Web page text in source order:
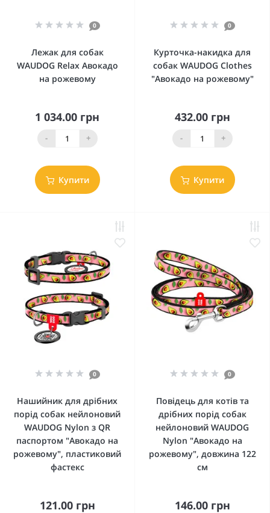
0
Лежак для собак
WAUDOG Relax Авокадо
на рожевому
1 034.00 грн
- +
Купити
0
Курточка-накидка для
собак WAUDOG Clothes
"Авокадо на рожевому"
432.00 грн
- +
Купити
0
Нашийник для дрібних
порід собак нейлоновий
WAUDOG Nylon з QR
паспортом "Авокадо на
рожевому", пластиковий
фастекс
121.00 грн
0
Повідець для котів та
дрібних порід собак
нейлоновий WAUDOG
Nylon "Авокадо на
рожевому", довжина 122
см
146.00 грн